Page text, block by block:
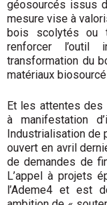
géosourcés issus
mesure vise à
bois scolytés ou
renforcer l’outil
transformation du
matériaux
Et les attentes des
à manifestation
Industrialisation de
ouvert en avril
de demandes de
L’appel à projets
l’Ademe4 et est